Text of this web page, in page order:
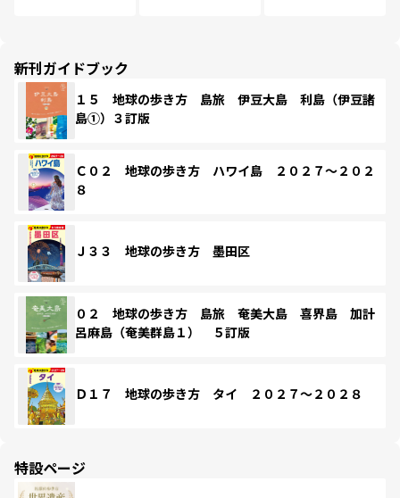
新刊ガイドブック
１５ 地球の歩き方 島旅 伊豆大島 利島（伊豆諸
島①）３訂版
Ｃ０２ 地球の歩き方 ハワイ島 ２０２７～２０２
８
Ｊ３３ 地球の歩き方 墨田区
０２ 地球の歩き方 島旅 奄美大島 喜界島 加計
呂麻島（奄美群島１） ５訂版
Ｄ１７ 地球の歩き方 タイ ２０２７～２０２８
特設ページ